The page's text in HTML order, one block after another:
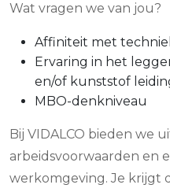
Wat vragen we van jou?
Affiniteit met
Ervaring in het
en/of kunststof
MBO-denkniveau
Bij VIDALCO bieden we
arbeidsvoorwaarden en
werkomgeving. Je krijgt